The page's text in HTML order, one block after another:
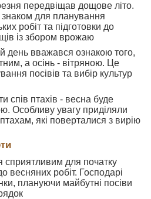
передвіщав дощове літо.
для планування
робіт та підготовки до
із збором врожаю
день вважався ознакою того,
а осінь - вітряною. Це
посівів та вибір культур
спів птахів - весна буде
Особливу увагу приділяли
які поверталися з вирію
сприятливим для початку
весняних робіт. Господарі
плануючи майбутні посіви